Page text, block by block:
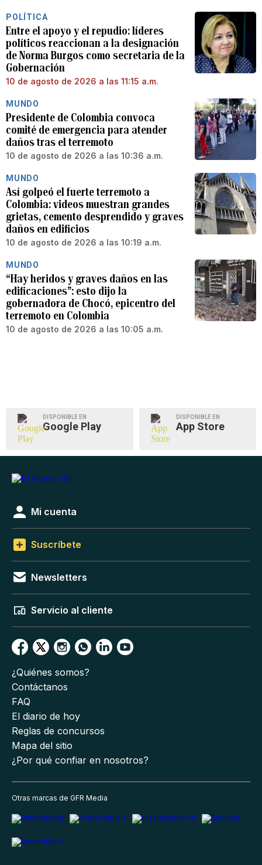
POLÍTICA
Entre el apoyo y el repudio: líderes
políticos reaccionan a la designación
de Norma Burgos como secretaria de la
Gobernación
10 de agosto de 2026 a las 11:15 a.m.
MUNDO
Presidente de Colombia convoca
comité de emergencia para atender
daños tras el terremoto
10 de agosto de 2026 a las 10:36 a.m.
MUNDO
Así golpeó el fuerte terremoto a
Colombia: videos muestran grandes
grietas, cemento desprendido y graves
daños en edificios
10 de agosto de 2026 a las 10:19 a.m.
MUNDO
“Hay heridos y graves daños en las
edificaciones”: esto dijo la
gobernadora de Chocó, epicentro del
terremoto en Colombia
10 de agosto de 2026 a las 10:05 a.m.
DISPONIBLE EN
Google Play
DISPONIBLE EN
App Store
Mi cuenta
Suscríbete
Newsletters
Servicio al cliente
¿Quiénes somos?
Contáctanos
FAQ
El diario de hoy
Reglas de concursos
Mapa del sitio
¿Por qué confiar en nosotros?
Otras marcas de GFR Media